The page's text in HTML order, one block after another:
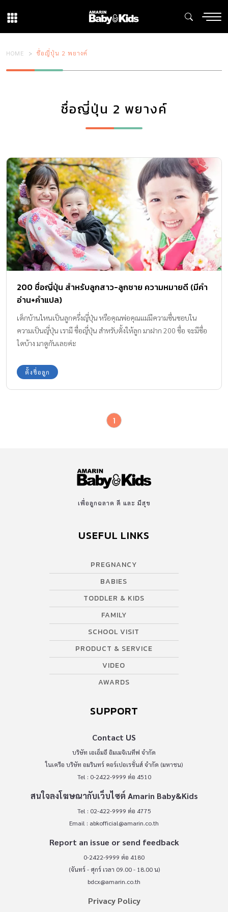
HOME ชื่อญี่ปุ่น 2 พยางค์
ชื่อญี่ปุ่น 2 พยางค์
200 ชื่อญี่ปุ่น สำหรับลูกสาว-ลูกชาย ความหมายดี (มีคำ
อ่าน+คำแปล)
เด็กบ้านไหนเป็นลูกครึ่งญี่ปุ่น หรือคุณพ่อคุณแม่มีความชื่นชอบใน
ความเป็นญี่ปุ่น เรามี ชื่อญี่ปุ่น สำหรับตั้งให้ลูก มาฝาก 200 ชื่อ จะมีชื่อ
ใดบ้าง มาดูกันเลยค่ะ
ตั้งชื่อลูก
1
เพื่อลูกฉลาด ดี และ มีสุข
USEFUL LINKS
PREGNANCY
BABIES
TODDLER & KIDS
FAMILY
SCHOOL VISIT
PRODUCT & SERVICE
VIDEO
AWARDS
SUPPORT
Contact US
บริษัท เอเอ็มอี อิมเมจิเนทีฟ จำกัด
ในเครือ บริษัท อมรินทร์ คอร์เปอเรชั่นส์ จำกัด (มหาชน)
Tel : 0-2422-9999 ต่อ 4510
สนใจลงโฆษณากับเว็บไซต์ Amarin Baby&Kids
Tel : 02-422-9999 ต่อ 4775
Email : abkofficial@amarin.co.th
Report an issue or send feedback
0-2422-9999 ต่อ 4180
(จันทร์ - ศุกร์ เวลา 09.00 - 18.00 น)
bdcx@amarin.co.th
Privacy Policy